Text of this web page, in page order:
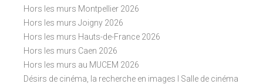
Hors les murs Montpellier 2026
Hors les murs Joigny 2026
Hors les murs Hauts-de-France 2026
Hors les murs Caen 2026
Hors les murs au MUCEM 2026
Désirs de cinéma, la recherche en images I Salle de cinéma